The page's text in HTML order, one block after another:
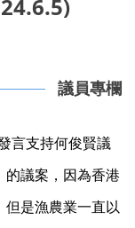
議員專欄
言支持何俊賢議
的議案，因為香港
但是漁農業一直以